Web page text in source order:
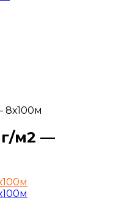
8х100м
г/м2 —